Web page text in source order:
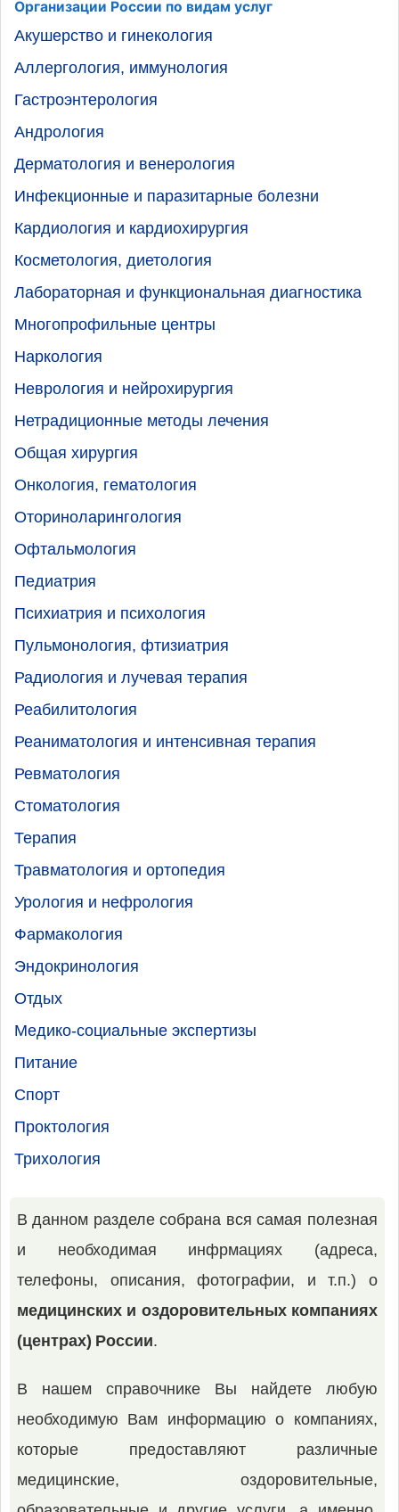
Организации России по видам услуг
Акушерство и гинекология
Аллергология, иммунология
Гастроэнтерология
Андрология
Дерматология и венерология
Инфекционные и паразитарные болезни
Кардиология и кардиохирургия
Косметология, диетология
Лабораторная и функциональная диагностика
Многопрофильные центры
Наркология
Неврология и нейрохирургия
Нетрадиционные методы лечения
Общая хирургия
Онкология, гематология
Оториноларингология
Офтальмология
Педиатрия
Психиатрия и психология
Пульмонология, фтизиатрия
Радиология и лучевая терапия
Реабилитология
Реаниматология и интенсивная терапия
Ревматология
Стоматология
Терапия
Травматология и ортопедия
Урология и нефрология
Фармакология
Эндокринология
Отдых
Медико-социальные экспертизы
Питание
Спорт
Проктология
Трихология
В данном разделе собрана вся самая полезная
и необходимая инфрмациях (адреса,
телефоны, описания, фотографии, и т.п.) о
медицинских и оздоровительных компаниях
(центрах) России.
В нашем справочнике Вы найдете любую
необходимую Вам информацию о компаниях,
которые предоставляют различные
медицинские, оздоровительные,